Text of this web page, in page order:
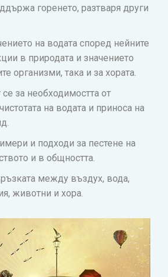
горенето, разтваря други
на водата според нейните
в природата и значението
организми, така и за хората.
за необходимостта от
на водата и приноса на
и подходи за пестене на
и в общността.
между въздух, вода,
животни и хора.